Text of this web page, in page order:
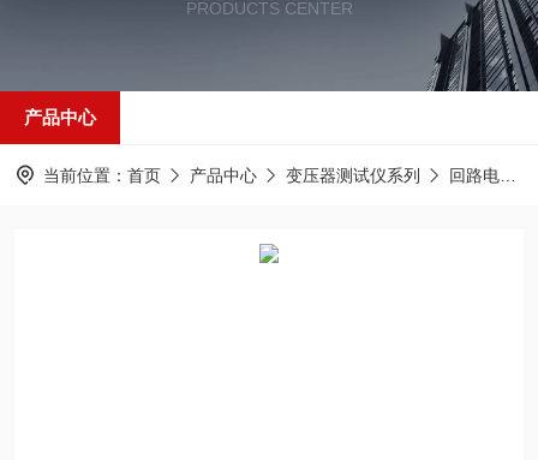
PRODUCTS CENTER
产品中心
当前位置： 首页 产品中心 变压器测试仪系列 回路电阻测试仪